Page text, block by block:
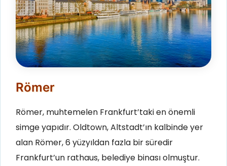
Römer
Römer, muhtemelen Frankfurt’taki en önemli
simge yapıdır. Oldtown, Altstadt’ın kalbinde yer
alan Römer, 6 yüzyıldan fazla bir süredir
Frankfurt’un rathaus, belediye binası olmuştur.